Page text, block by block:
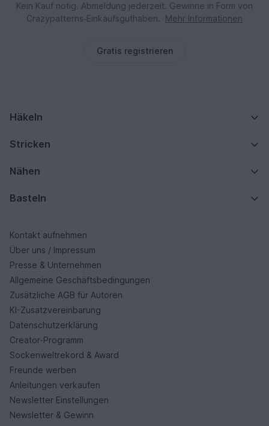
Kein Kauf nötig. Abmeldung jederzeit. Gewinne in Form von
Crazypatterns‑Einkaufsguthaben.
Mehr Informationen
Gratis registrieren
Häkeln
Stricken
Nähen
Basteln
Kontakt aufnehmen
Über uns / Impressum
Presse & Unternehmen
Allgemeine Geschäftsbedingungen
Zusätzliche AGB für Autoren
KI-Zusatzvereinbarung
Datenschutzerklärung
Creator-Programm
Sockenweltrekord & Award
Freunde werben
Anleitungen verkaufen
Newsletter Einstellungen
Newsletter & Gewinn